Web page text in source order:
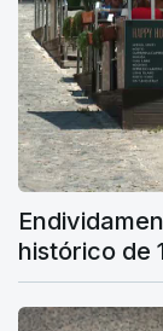
histórico de